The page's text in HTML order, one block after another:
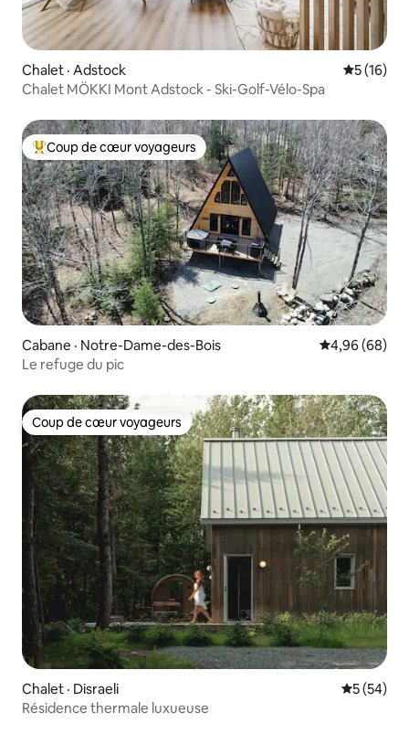
Chalet · Adstock Note
5 (16)
Chalet MÖKKI Mont Adstock - Ski-Golf-Vélo-Spa
Coup de cœur voyageurs parmi les plus aimés
Coup de cœur voyageurs
Cabane · Notre-Dame-des-Bois Note
4,96 (68)
Le refuge du pic
Coup de cœur voyageurs
Coup de cœur voyageurs
Chalet · Disraeli Note
5 (54)
Résidence thermale luxueuse